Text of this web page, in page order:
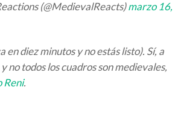
(@MedievalReacts)marzo 16,
en diez minutos y no estás listo). Sí, a
no todos los cuadros son medievales,
Reni.